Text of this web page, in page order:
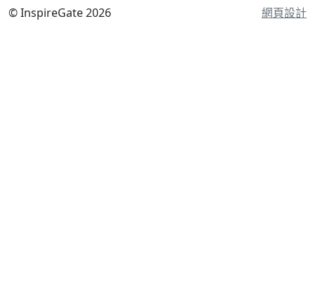
© InspireGate 2026 網頁設計